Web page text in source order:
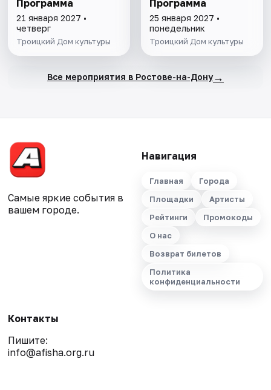
Программа
21 января 2027 •
четверг
Троицкий Дом культуры
Программа
25 января 2027 •
понедельник
Троицкий Дом культуры
Все мероприятия в Ростове-на-Дону→
Самые яркие события в
вашем городе.
Навигация
Главная
Города
Площадки
Артисты
Рейтинги
Промокоды
О нас
Возврат билетов
Политика
конфиденциальности
Контакты
Пишите:
info@afisha.org.ru